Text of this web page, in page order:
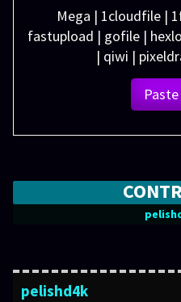
Mega | 1cloudfile |
fastupload | gofile |
| qiwi |
pelishd4k